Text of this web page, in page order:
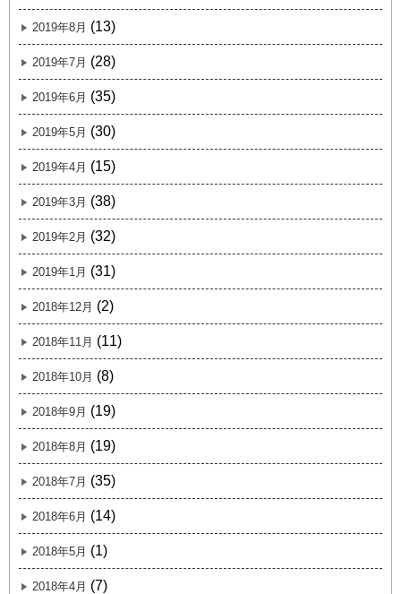
2019年8月 (13)
2019年7月 (28)
2019年6月 (35)
2019年5月 (30)
2019年4月 (15)
2019年3月 (38)
2019年2月 (32)
2019年1月 (31)
2018年12月 (2)
2018年11月 (11)
2018年10月 (8)
2018年9月 (19)
2018年8月 (19)
2018年7月 (35)
2018年6月 (14)
2018年5月 (1)
2018年4月 (7)